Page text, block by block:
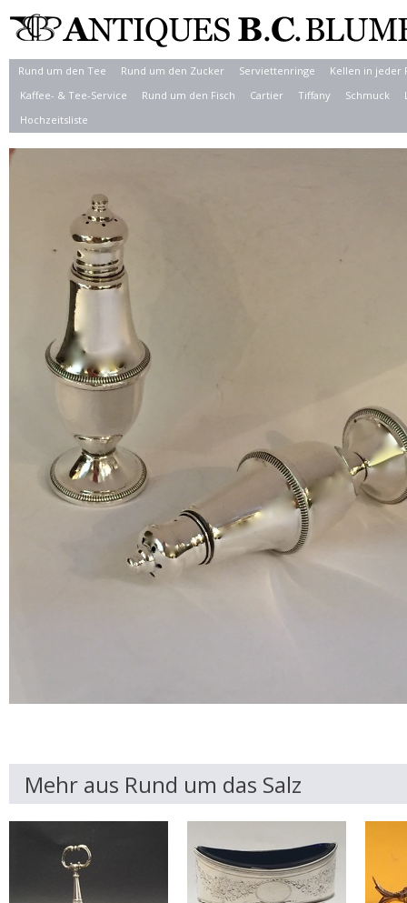
Rund um den Tee Rund um den Zucker Serviettenringe
Kellen in jeder
Kaffee- & Tee-Service
Rund um den Fisch Cartier Tiffany Schmuck
Hochzeitsliste
Mehr aus Rund um das Salz